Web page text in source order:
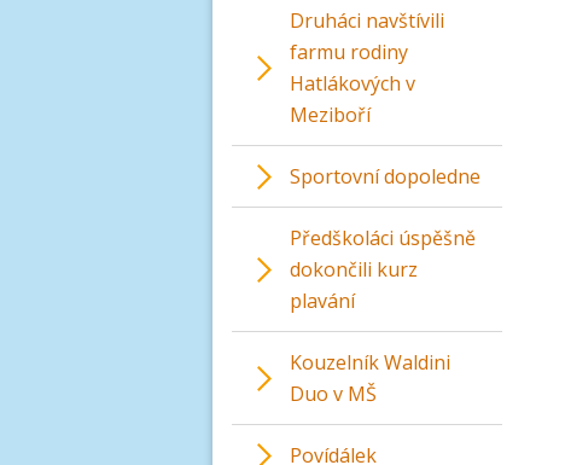
Druháci navštívili
farmu rodiny
Hatlákových v
Meziboří
Sportovní dopoledne
Předškoláci úspěšně
dokončili kurz
plavání
Kouzelník Waldini
Duo v MŠ
Povídálek